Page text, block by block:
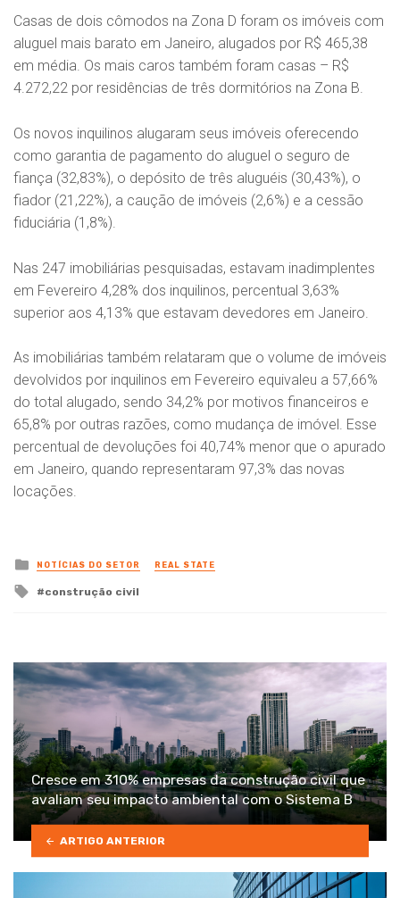
Casas de dois cômodos na Zona D foram os imóveis com
aluguel mais barato em Janeiro, alugados por R$ 465,38
em média. Os mais caros também foram casas – R$
4.272,22 por residências de três dormitórios na Zona B.
Os novos inquilinos alugaram seus imóveis oferecendo
como garantia de pagamento do aluguel o seguro de
fiança (32,83%), o depósito de três aluguéis (30,43%), o
fiador (21,22%), a caução de imóveis (2,6%) e a cessão
fiduciária (1,8%).
Nas 247 imobiliárias pesquisadas, estavam inadimplentes
em Fevereiro 4,28% dos inquilinos, percentual 3,63%
superior aos 4,13% que estavam devedores em Janeiro.
As imobiliárias também relataram que o volume de imóveis
devolvidos por inquilinos em Fevereiro equivaleu a 57,66%
do total alugado, sendo 34,2% por motivos financeiros e
65,8% por outras razões, como mudança de imóvel. Esse
percentual de devoluções foi 40,74% menor que o apurado
em Janeiro, quando representaram 97,3% das novas
locações.
Posted
in
NOTÍCIAS DO SETOR REAL STATE
Tagged
construção civil
Cresce em 310% empresas da construção civil que
avaliam seu impacto ambiental com o Sistema B
ARTIGO ANTERIOR